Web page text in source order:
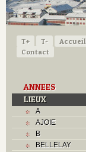
T+ T-
Accueil
Contact
ANNEES
LIEUX
A
AJOIE
B
BELLELAY